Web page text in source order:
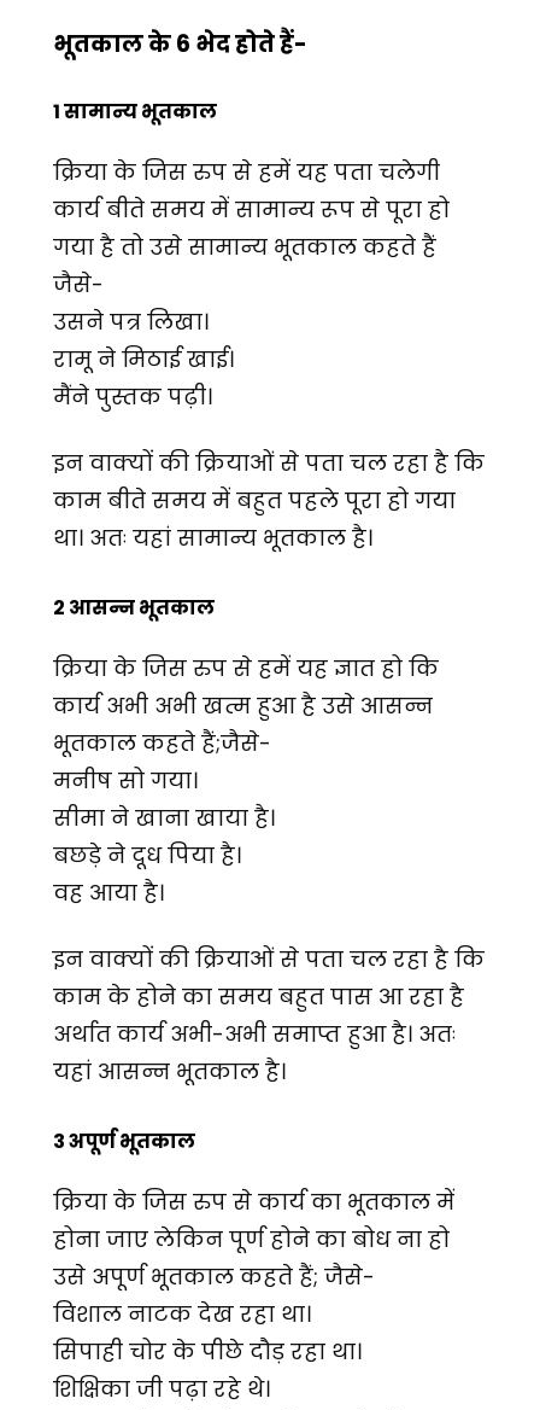
भूतकाल के 6 भेद होते हैं-
1 सामान्य भूतकाल
क्रिया के जिस रुप से हमें यह पता चलेगी
कार्य बीते समय में सामान्य रूप से पूरा हो
गया है तो उसे सामान्य भूतकाल कहते हैं
जैसे-
उसने पत्र लिखा।
रामू ने मिठाई खाई।
मैंने पुस्तक पढ़ी।
इन वाक्यों की क्रियाओं से पता चल रहा है कि
काम बीते समय में बहुत पहले पूरा हो गया
था। अतः यहां सामान्य भूतकाल है।
2 आसन्न भूतकाल
क्रिया के जिस रुप से हमें यह ज्ञात हो कि
कार्य अभी अभी खत्म हुआ है उसे आसन्न
भूतकाल कहते हैं;जैसे-
मनीष सो गया।
सीमा ने खाना खाया है।
बछड़े ने दूध पिया है।
वह आया है।
इन वाक्यों की क्रियाओं से पता चल रहा है कि
काम के होने का समय बहुत पास आ रहा है
अर्थात कार्य अभी-अभी समाप्त हुआ है। अतः
यहां आसन्न भूतकाल है।
3 अपूर्ण भूतकाल
क्रिया के जिस रुप से कार्य का भूतकाल में
होना जाए लेकिन पूर्ण होने का बोध ना हो
उसे अपूर्ण भूतकाल कहते हैं; जैसे-
विशाल नाटक देख रहा था।
सिपाही चोर के पीछे दौड़ रहा था।
शिक्षिका जी पढ़ा रहे थे।